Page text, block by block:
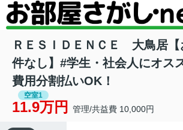
ＲＥＳＩＤＥＮＣＥ 大鳥居【
件なし】#学生・社会人にオス
費用分割払いOK！
空室1
11.9万円 管理/共益費 10,000円